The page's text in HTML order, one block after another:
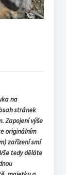
na
stránek
Zapojení výše
originálním
zařízení smí
tedy děláte